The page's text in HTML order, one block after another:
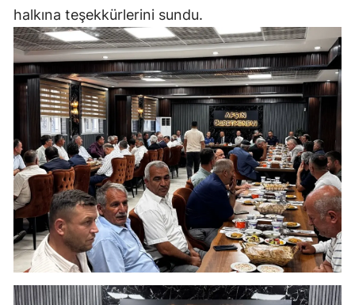
halkına teşekkürlerini sundu.